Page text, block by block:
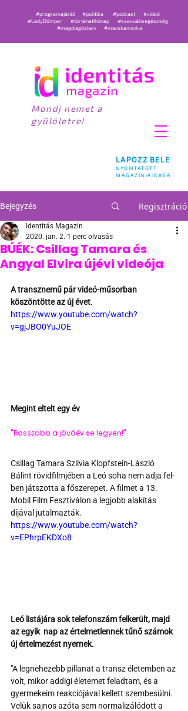
LAPOZZ BELE
NYOMTATOTT
MAGAZINJAINKBA
#programajánló #politika #podcast
#videó
#LadyDömper
#történetihónap
#szexuálisegészség
#magdiagőzben
#macskamedve
Mondj nemet a
gyűlöletre!
Bejegyzés Regisztráció
BÚÉK: Csillag Tamara és
Angyal Elvira újévi videója
Identitás Magazin
2020. jan. 2. 1 perc olvasás
A transznemű pár videó-műsorban
köszöntötte az új évet.
https://www.youtube.com/watch?
v=gjJBO0YuJOE
Megint eltelt egy év
"Rosszabb a jövőév se legyen!"
Csillag Tamara Szilvia Klopfstein-László
Bálint rövidfilmjében a Leó soha nem adja fel-
ben játszotta a főszerepet. A filmet a 13.
Mobil Film Fesztiválon a legjobb alakítás
díjával jutalmazták.
https://www.youtube.com/watch?
v=EPhrpEKDXo8
Leó listájára sok telefonszám felkerült, majd
az egyik  nap az értelmetlennek tűnő számok
új értelmezést nyernek.
"A legnehezebb pillanat a transz életemben az
volt, mikor addigi életemet feladtam, és a
gyermekeim reakciójával kellett szembesülni.
Velük sajnos azóta sem normalizálódott a